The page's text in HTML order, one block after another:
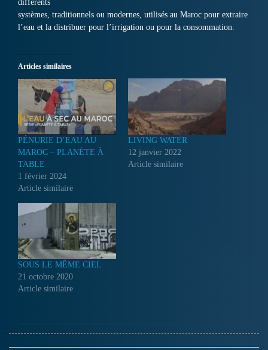
différents
systèmes, traditionnels ou modernes, utilisés au Maroc pour extraire
l’eau et la distribuer pour l’irrigation ou pour la consommation.
Articles similaires
PÉNURIE D’EAU AU
MAROC – PLANÈTE À
TABLE
1 février 2024
Article similaire
LIVING WATER
12 janvier 2022
Article similaire
SOUS LE MÊME CIEL
21 octobre 2020
Article similaire